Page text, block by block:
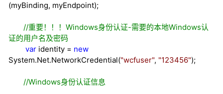
(myBinding, myEndpoint);
//重要！！！Windows身份认证-需要的本地Windows认
证的用户名及密码
var identity = new
System.Net.NetworkCredential("wcfuser", "123456");
//Windows身份认证信息